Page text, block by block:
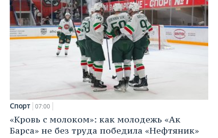
Спорт 07:00
«Кровь с молоком»: как молодежь «Ак
Барса» не без труда победила «Нефтяник»